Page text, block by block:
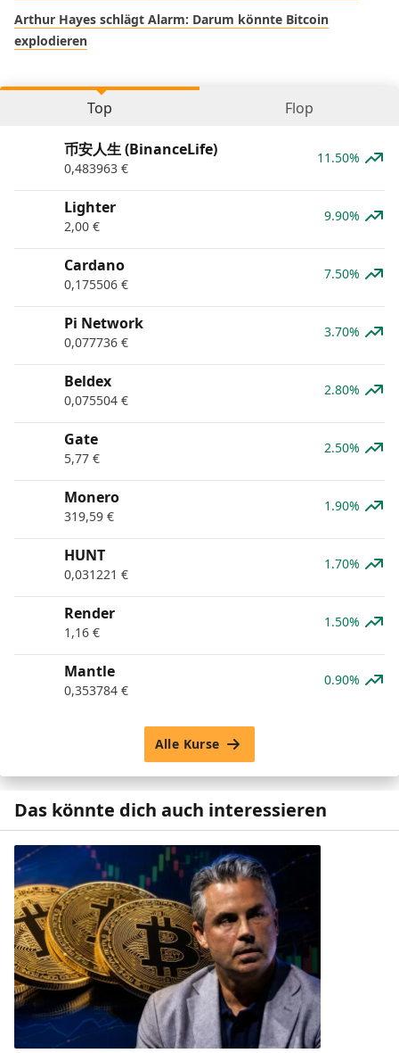
Arthur Hayes schlägt Alarm: Darum könnte Bitcoin
explodieren
Top Flop
币安人生 (BinanceLife)
0,483963 €
11.50%
Lighter
2,00 €
9.90%
Cardano
0,175506 €
7.50%
Pi Network
0,077736 €
3.70%
Beldex
0,075504 €
2.80%
Gate
5,77 €
2.50%
Monero
319,59 €
1.90%
HUNT
0,031221 €
1.70%
Render
1,16 €
1.50%
Mantle
0,353784 €
0.90%
Alle Kurse
Das könnte dich auch interessieren